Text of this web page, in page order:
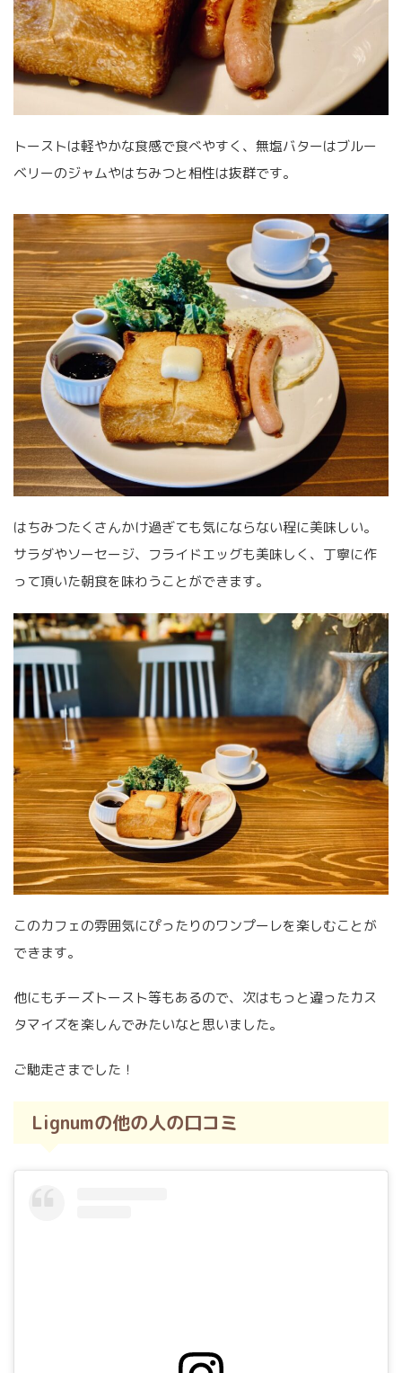
トーストは軽やかな食感で食べやすく、無塩バターはブルー
ベリーのジャムやはちみつと相性は抜群です。
はちみつたくさんかけ過ぎても気にならない程に美味しい。
サラダやソーセージ、フライドエッグも美味しく、丁寧に作
って頂いた朝食を味わうことができます。
このカフェの雰囲気にぴったりのワンプーレを楽しむことが
できます。
他にもチーズトースト等もあるので、次はもっと違ったカス
タマイズを楽しんでみたいなと思いました。
ご馳走さまでした！
Lignumの他の人の口コミ